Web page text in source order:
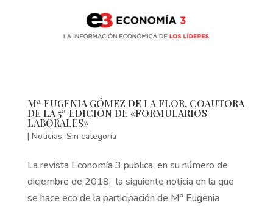
Mª EUGENIA GÓMEZ DE LA FLOR, COAUTORA
DE LA 5ª EDICIÓN DE «FORMULARIOS
LABORALES»
| Noticias, Sin categoría
La revista Economía 3 publica, en su número de
diciembre de 2018, la siguiente noticia en la que
se hace eco de la participación de Mª Eugenia